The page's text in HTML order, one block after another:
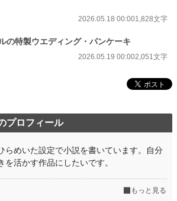
2026.05.18 00:001,828文字
特製ウエディング・パンケーキ
2026.05.19 00:002,051文字
プロフィール
らめいた設定で小説を書いています。自分
活かす作品にしたいです。
もっと見る